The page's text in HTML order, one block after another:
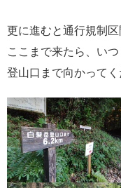
更に進むと通行規制
ここまで来たら、いつ
登山口まで向かってく